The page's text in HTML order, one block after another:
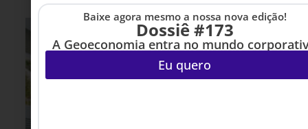
Baixe agora mesmo a nossa nova edição!
Dossiê #173
A Geoeconomia entra no mundo
Eu quero